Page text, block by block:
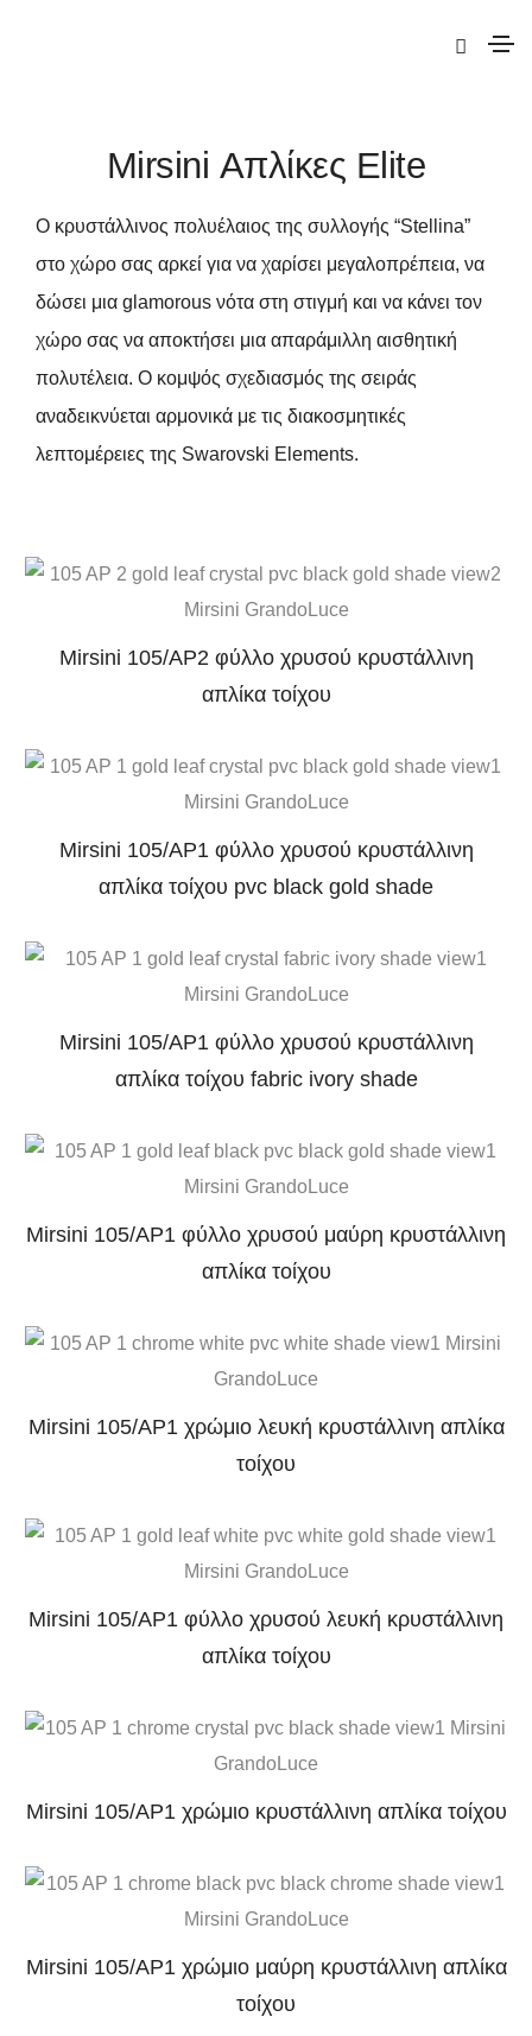
Mirsini Απλίκες Elite
Ο κρυστάλλινος πολυέλαιος της συλλογής “Stellina”
στο χώρο σας αρκεί για να χαρίσει μεγαλοπρέπεια, να
δώσει μια glamorous νότα στη στιγμή και να κάνει τον
χώρο σας να αποκτήσει μια απαράμιλλη αισθητική
πολυτέλεια. Ο κομψός σχεδιασμός της σειράς
αναδεικνύεται αρμονικά με τις διακοσμητικές
λεπτομέρειες της Swarovski Elements.
Mirsini 105/AP2 φύλλο χρυσού κρυστάλλινη
απλίκα τοίχου
Mirsini 105/AP1 φύλλο χρυσού κρυστάλλινη
απλίκα τοίχου pvc black gold shade
Mirsini 105/AP1 φύλλο χρυσού κρυστάλλινη
απλίκα τοίχου fabric ivory shade
Mirsini 105/AP1 φύλλο χρυσού μαύρη κρυστάλλινη
απλίκα τοίχου
Mirsini 105/AP1 χρώμιο λευκή κρυστάλλινη απλίκα
τοίχου
Mirsini 105/AP1 φύλλο χρυσού λευκή κρυστάλλινη
απλίκα τοίχου
Mirsini 105/AP1 χρώμιο κρυστάλλινη απλίκα τοίχου
Mirsini 105/AP1 χρώμιο μαύρη κρυστάλλινη απλίκα
τοίχου